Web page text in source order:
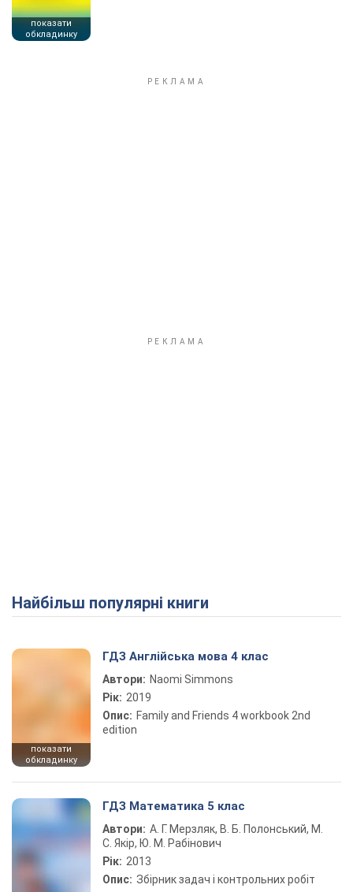
показати
обкладинку
Найбільш популярні книги
показати
обкладинку
ГДЗ Англійська мова 4 клас
Автори: Naomi Simmons
Рік: 2019
Опис: Family and Friends 4 workbook 2nd
edition
ГДЗ Математика 5 клас
Автори: А. Г. Мерзляк, В. Б. Полонський, М.
С. Якір, Ю. М. Рабінович
Рік: 2013
Опис: Збірник задач і контрольних робіт